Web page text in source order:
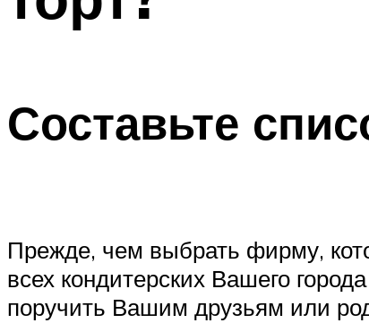
Составьте
Прежде, чем выбрать фирму,
всех кондитерских Вашего
поручить Вашим друзьям или